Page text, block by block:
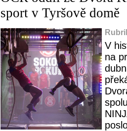
sport v Tyršově domě
V
na